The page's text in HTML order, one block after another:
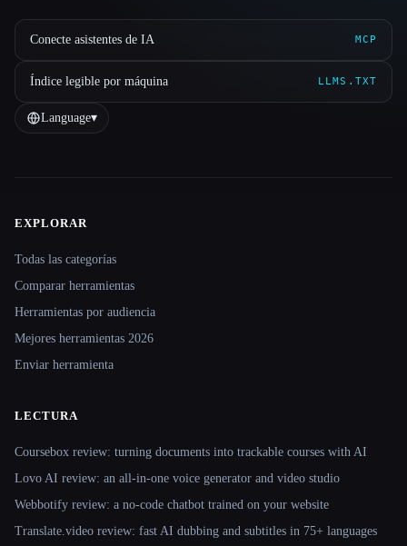
Conecte asistentes de IA MCP
Índice legible por máquina LLMS.TXT
Language▾
Site navigation
EXPLORAR
Todas las categorías
Comparar herramientas
Herramientas por audiencia
Mejores herramientas 2026
Enviar herramienta
LECTURA
Coursebox review: turning documents into trackable courses with AI
Lovo AI review: an all-in-one voice generator and video studio
Webbotify review: a no-code chatbot trained on your website
Translate.video review: fast AI dubbing and subtitles in 75+ languages